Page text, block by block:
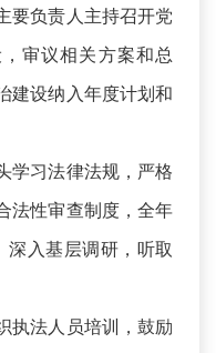
负责人主持召开党
审议相关方案和总
建设纳入年度计划和
习法律法规，严格
法性审查制度，全年
深入基层调研，听取
法人员培训，鼓励